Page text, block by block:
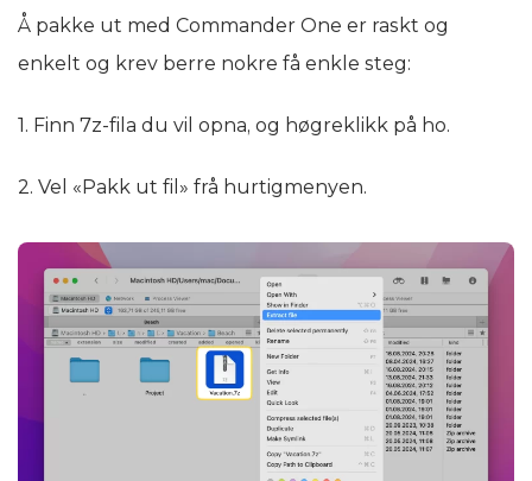
Å pakke ut med Commander One er raskt og
enkelt og krev berre nokre få enkle steg:
1. Finn 7z-fila du vil opna, og høgreklikk på ho.
2. Vel «Pakk ut fil» frå hurtigmenyen.